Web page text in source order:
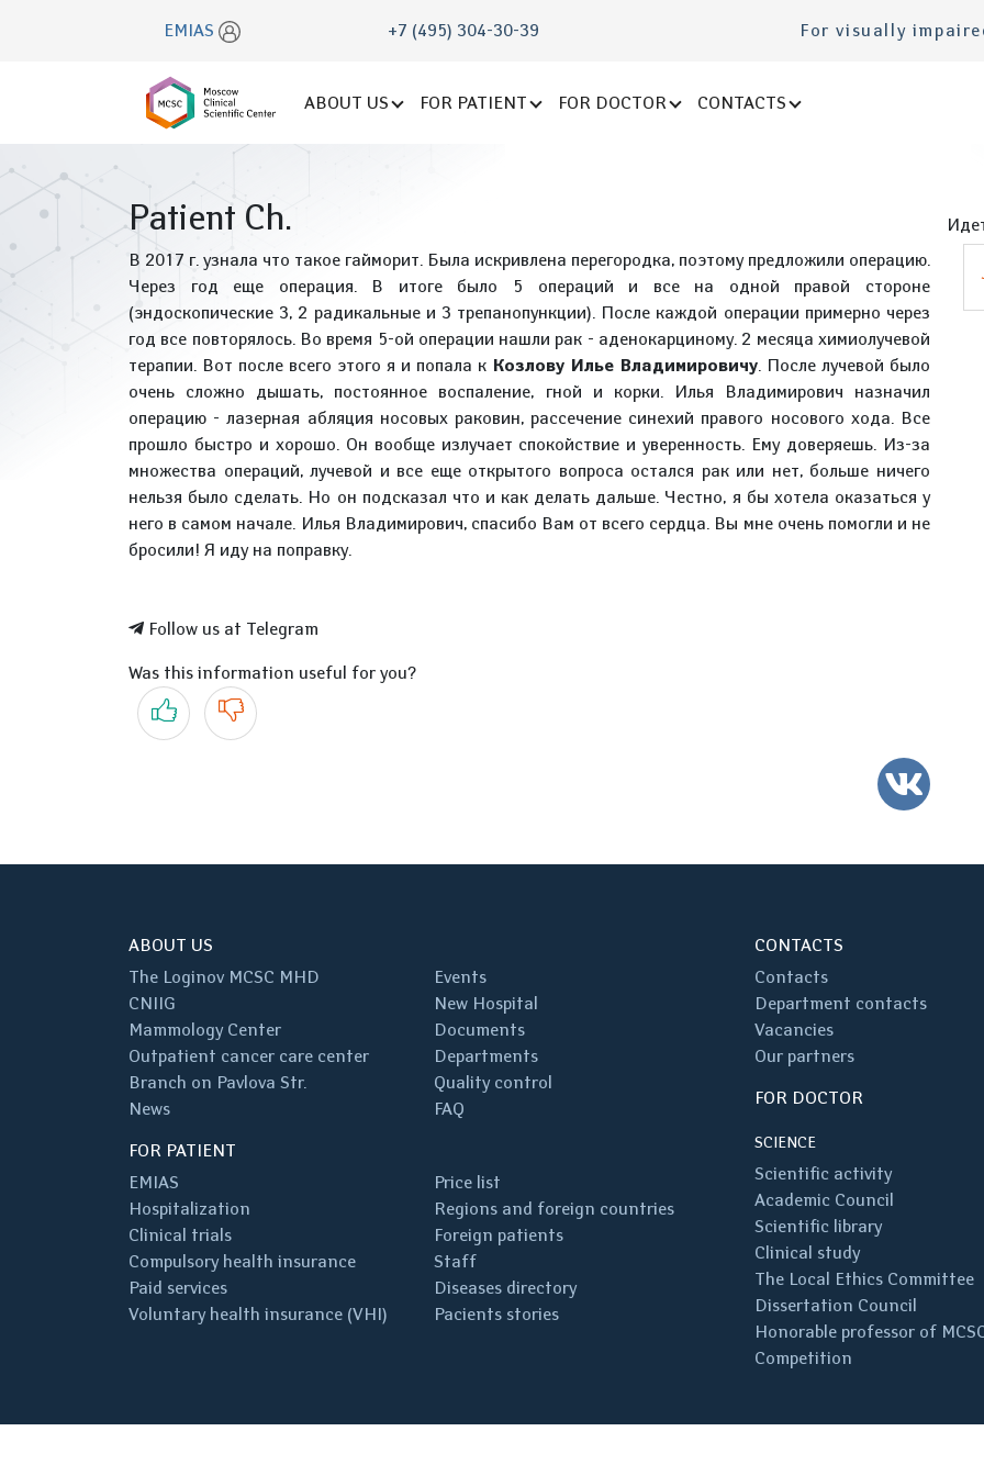
EMIAS +7 (495) 304-30-39 For visually
ABOUT US FOR PATIENT FOR DOCTOR CONTACTS
Patient Ch.
В 2017 г. узнала что такое гайморит. Была искривлена перегородка, поэтому предложили операцию.
Через год еще операция. В итоге было 5 операций и все на одной правой стороне
(эндоскопические 3, 2 радикальные и 3 трепанопункции). После каждой операции примерно через
год все повторялось. Во время 5-ой операции нашли рак - аденокарциному. 2 месяца химиолучевой
терапии. Вот после всего этого я и попала к Козлову Илье Владимировичу. После лучевой было
очень сложно дышать, постоянное воспаление, гной и корки. Илья Владимирович назначил
операцию - лазерная абляция носовых раковин, рассечение синехий правого носового хода. Все
прошло быстро и хорошо. Он вообще излучает спокойствие и уверенность. Ему доверяешь. Из-за
множества операций, лучевой и все еще открытого вопроса остался рак или нет, больше ничего
нельзя было сделать. Но он подсказал что и как делать дальше. Честно, я бы хотела оказаться у
него в самом начале. Илья Владимирович, спасибо Вам от всего сердца. Вы мне очень помогли и не
бросили! Я иду на поправку.
Follow us at Telegram
Was this information useful for you?
Yes No
VK
ABOUT US
The Loginov MCSC MHD
CNIIG
Mammology Center
Outpatient cancer care center
Branch on Pavlova Str.
News
Events
New Hospital
Documents
Departments
Quality control
FAQ
FOR PATIENT
EMIAS
Hospitalization
Clinical trials
Compulsory health insurance
Paid services
Voluntary health insurance (VHI)
Price list
Regions and foreign countries
Foreign patients
Staff
Diseases directory
Pacients stories
CONTACTS
Contacts
Department contacts
Vacancies
Our partners
FOR DOCTOR
SCIENCE
Scientific activity
Academic Council
Scientific library
Clinical study
The Local Ethics Committee
Dissertation Council
Honorable professor of
Competition